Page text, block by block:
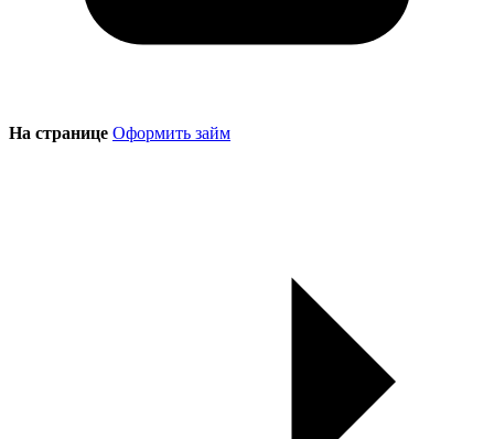
На странице Оформить займ